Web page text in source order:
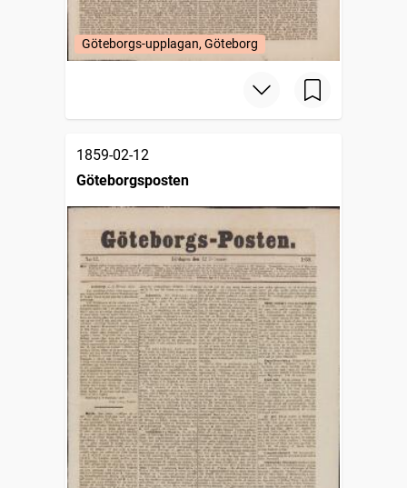
Göteborgs-upplagan, Göteborg
1859-02-12
Göteborgsposten